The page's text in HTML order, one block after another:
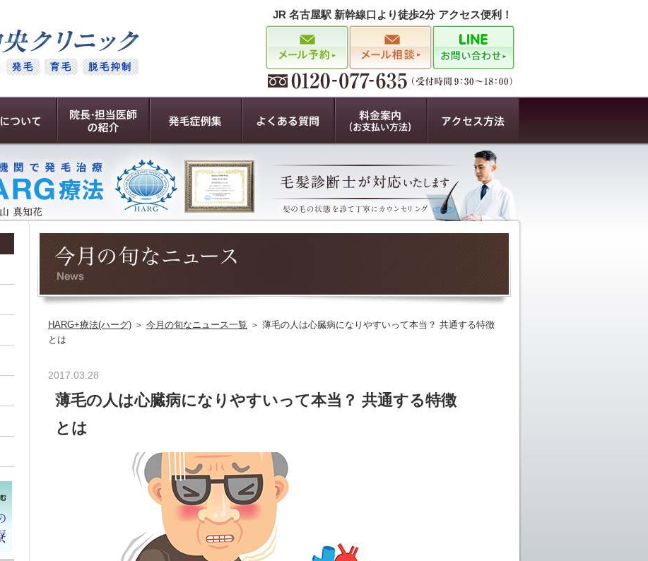
発毛 育毛 脱毛抑制
JR 名古屋駅 新幹線口より徒歩2分 アクセス便利！
HARG+療法(ハーグ) ＞ 今月の旬なニュース一覧 ＞ 薄毛の人は心臓病になりやすいって本当？ 共通する特徴
とは
2017.03.28
薄毛の人は心臓病になりやすいって本当？ 共通する特徴
とは